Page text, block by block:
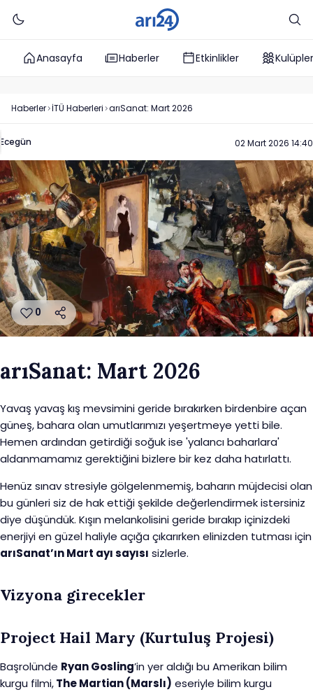
Anasayfa Haberler Etkinlikler Kulüpler
Haberler İTÜ Haberleri arıSanat: Mart 2026
Ecegün 02 Mart 2026 14:40
0
arıSanat: Mart 2026
Yavaş yavaş kış mevsimini geride bırakırken birdenbire açan
güneş, bahara olan umutlarımızı yeşertmeye yetti bile.
Hemen ardından getirdiği soğuk ise 'yalancı baharlara'
aldanmamamız gerektiğini bizlere bir kez daha hatırlattı.
Henüz sınav stresiyle gölgelenmemiş, baharın müjdecisi olan
bu günleri siz de hak ettiği şekilde değerlendirmek istersiniz
diye düşündük. Kışın melankolisini geride bırakıp içinizdeki
enerjiyi en güzel haliyle açığa çıkarırken elinizden tutması için
arıSanat’ın Mart ayı sayısı sizlerle.
Vizyona girecekler
Project Hail Mary (Kurtuluş Projesi)
Başrolünde Ryan Gosling’in yer aldığı bu Amerikan bilim
kurgu filmi,The Martian (Marslı) eseriyle bilim kurgu